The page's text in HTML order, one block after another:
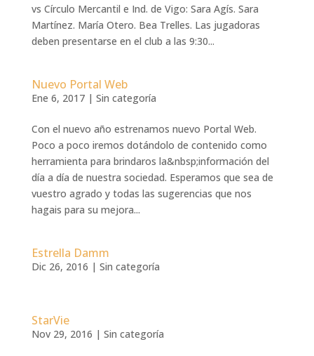
vs Círculo Mercantil e Ind. de Vigo: Sara Agís. Sara
Martínez. María Otero. Bea Trelles. Las jugadoras
deben presentarse en el club a las 9:30...
Nuevo Portal Web
Ene 6, 2017| Sin categoría
Con el nuevo año estrenamos nuevo Portal Web.
Poco a poco iremos dotándolo de contenido como
herramienta para brindaros la&nbsp;información del
día a día de nuestra sociedad. Esperamos que sea de
vuestro agrado y todas las sugerencias que nos
hagais para su mejora...
Estrella Damm
Dic 26, 2016 | Sin categoría
StarVie
Nov 29, 2016 | Sin categoría